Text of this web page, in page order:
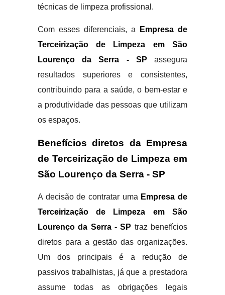
técnicas de limpeza profissional.
Com esses diferenciais, a
Empresa de
Terceirização de Limpeza em São
Lourenço da Serra - SP assegura
resultados superiores e consistentes,
contribuindo para a saúde, o bem-estar e
a produtividade das pessoas que utilizam
os espaços.
Benefícios diretos da Empresa
de Terceirização de Limpeza em
São Lourenço da Serra - SP
A decisão de contratar uma Empresa de
Terceirização de Limpeza em São
Lourenço da Serra - SP traz benefícios
diretos para a gestão das organizações.
Um dos principais é a redução de
passivos trabalhistas, já que a prestadora
assume todas as obrigações legais